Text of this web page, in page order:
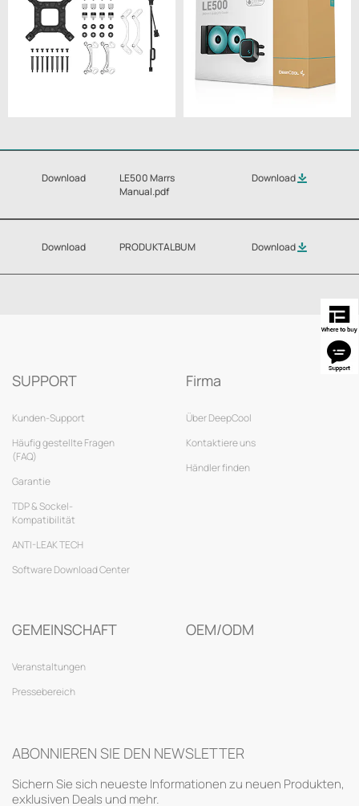
Download
LE500 Marrs
Manual.pdf
Download
Download PRODUKTALBUM Download
SUPPORT
Kunden-Support
Häufig gestellte Fragen
(FAQ)
Garantie
TDP & Sockel-
Kompatibilität
ANTI-LEAK TECH
Software Download Center
Firma
Über DeepCool
Kontaktiere uns
Händler finden
GEMEINSCHAFT
Veranstaltungen
Pressebereich
OEM/ODM
ABONNIEREN SIE DEN NEWSLETTER
Sichern Sie sich neueste Informationen zu neuen Produkten,
exklusiven Deals und mehr.